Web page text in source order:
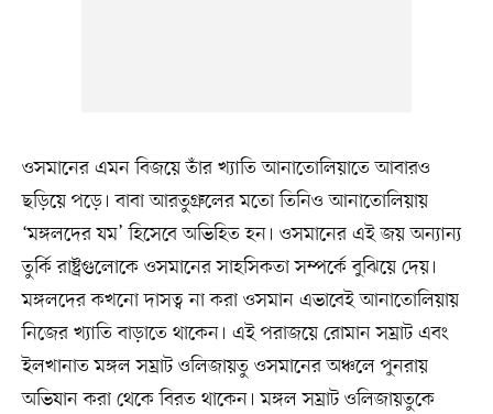
ওসমানের এমন বিজয়ে তাঁর খ্যাতি আনাতোলিয়াতে আবারও
ছড়িয়ে পড়ে। বাবা আরতুগ্রুলের মতো তিনিও আনাতোলিয়ায়
‘মঙ্গলদের যম’ হিসেবে অভিহিত হন। ওসমানের এই জয় অন্যান্য
তুর্কি রাষ্ট্রগুলোকে ওসমানের সাহসিকতা সম্পর্কে বুঝিয়ে দেয়।
মঙ্গলদের কখনো দাসত্ব না করা ওসমান এভাবেই আনাতোলিয়ায়
নিজের খ্যাতি বাড়াতে থাকেন। এই পরাজয়ে রোমান সম্রাট এবং
ইলখানাত মঙ্গল সম্রাট ওলিজায়তু ওসমানের অঞ্চলে পুনরায়
অভিযান করা থেকে বিরত থাকেন। মঙ্গল সম্রাট ওলিজায়তুকে